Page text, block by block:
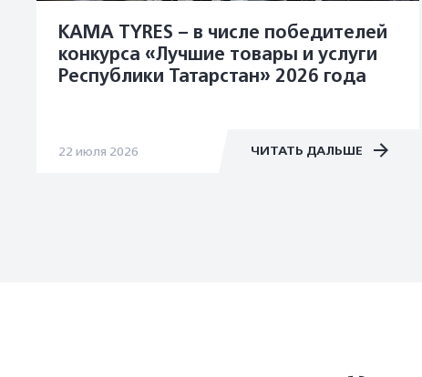
KAMA TYRES – в числе победителей
конкурса «Лучшие товары и услуги
Республики Татарстан» 2026 года
22 июля 2026 ЧИТАТЬ ДАЛЬШЕ